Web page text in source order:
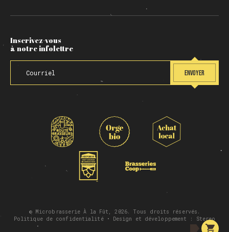
Inscrivez-vous
à notre infolettre
ENVOYER
© Microbrasserie À la Fût, 2026. Tous droits réservés.
Politique de confidentialité• Design et développement : Stereo